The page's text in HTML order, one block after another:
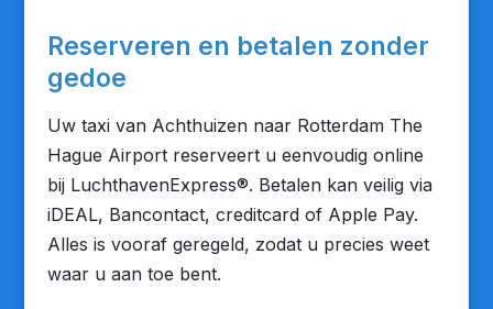
Reserveren en betalen zonder
gedoe
Uw taxi van Achthuizen naar Rotterdam The
Hague Airport reserveert u eenvoudig online
bij LuchthavenExpress®. Betalen kan veilig via
iDEAL, Bancontact, creditcard of Apple Pay.
Alles is vooraf geregeld, zodat u precies weet
waar u aan toe bent.